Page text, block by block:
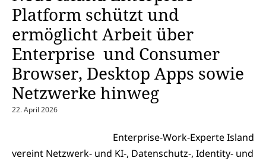
Platform schützt und
ermöglicht Arbeit über
Enterprise und Consumer
Browser, Desktop Apps sowie
Netzwerke hinweg
22. April 2026
Enterprise-Work-Experte Island
vereint Netzwerk- und KI-, Datenschutz-, Identity- und